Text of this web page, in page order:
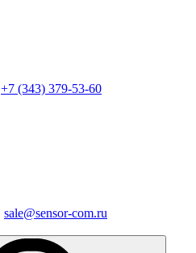
+7 (343) 379-53-60
sale@sensor-com.ru